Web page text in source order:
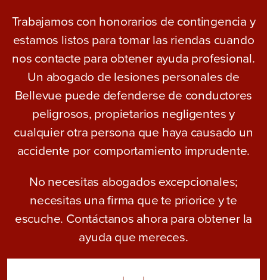
Trabajamos con honorarios de contingencia y
estamos listos para tomar las riendas cuando
nos contacte para obtener ayuda profesional.
Un abogado de lesiones personales de
Bellevue puede defenderse de conductores
peligrosos, propietarios negligentes y
cualquier otra persona que haya causado un
accidente por comportamiento imprudente.
No necesitas abogados excepcionales;
necesitas una firma que te priorice y te
escuche. Contáctanos ahora para obtener la
ayuda que mereces.